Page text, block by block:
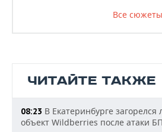
Все сюжеты
ЧИТАЙТЕ ТАКЖЕ
08:23 В Екатеринбурге загорелся
объект Wildberries после атаки